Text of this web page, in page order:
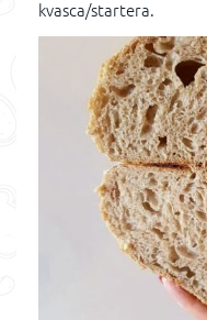
kvasca/startera.